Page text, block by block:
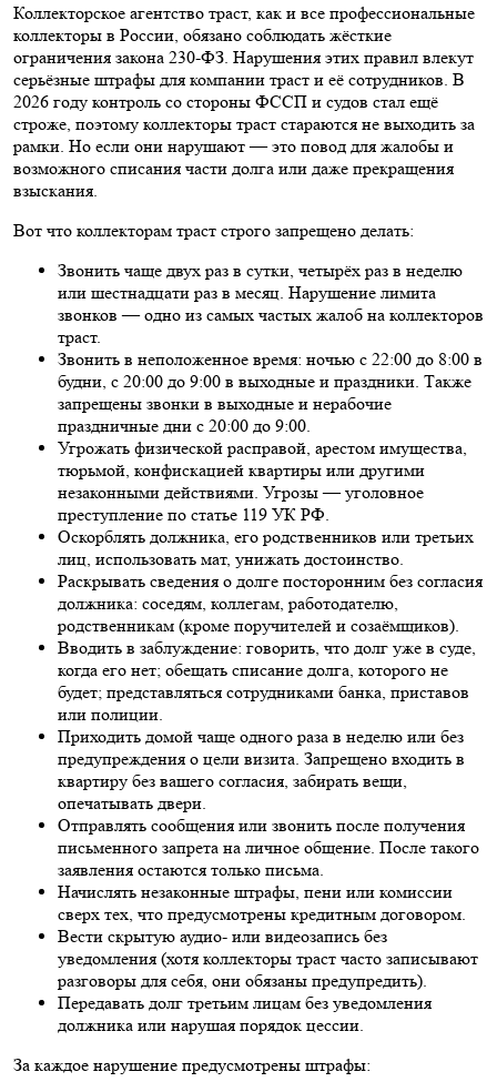
Коллекторское агентство траст, как и все профессиональные
коллекторы в России, обязано соблюдать жёсткие
ограничения закона 230-ФЗ. Нарушения этих правил влекут
серьёзные штрафы для компании траст и её сотрудников. В
2026 году контроль со стороны ФССП и судов стал ещё
строже, поэтому коллекторы траст стараются не выходить за
рамки. Но если они нарушают — это повод для жалобы и
возможного списания части долга или даже прекращения
взыскания.
Вот что коллекторам траст строго запрещено делать:
Звонить чаще двух раз в сутки, четырёх раз в неделю
или шестнадцати раз в месяц. Нарушение лимита
звонков — одно из самых частых жалоб на коллекторов
траст.
Звонить в неположенное время: ночью с 22:00 до 8:00 в
будни, с 20:00 до 9:00 в выходные и праздники. Также
запрещены звонки в выходные и нерабочие
праздничные дни с 20:00 до 9:00.
Угрожать физической расправой, арестом имущества,
тюрьмой, конфискацией квартиры или другими
незаконными действиями. Угрозы — уголовное
преступление по статье 119 УК РФ.
Оскорблять должника, его родственников или третьих
лиц, использовать мат, унижать достоинство.
Раскрывать сведения о долге посторонним без согласия
должника: соседям, коллегам, работодателю,
родственникам (кроме поручителей и созаёмщиков).
Вводить в заблуждение: говорить, что долг уже в суде,
когда его нет; обещать списание долга, которого не
будет; представляться сотрудниками банка, приставов
или полиции.
Приходить домой чаще одного раза в неделю или без
предупреждения о цели визита. Запрещено входить в
квартиру без вашего согласия, забирать вещи,
опечатывать двери.
Отправлять сообщения или звонить после получения
письменного запрета на личное общение. После такого
заявления остаются только письма.
Начислять незаконные штрафы, пени или комиссии
сверх тех, что предусмотрены кредитным договором.
Вести скрытую аудио- или видеозапись без
уведомления (хотя коллекторы траст часто записывают
разговоры для себя, они обязаны предупредить).
Передавать долг третьим лицам без уведомления
должника или нарушая порядок цессии.
За каждое нарушение предусмотрены штрафы: